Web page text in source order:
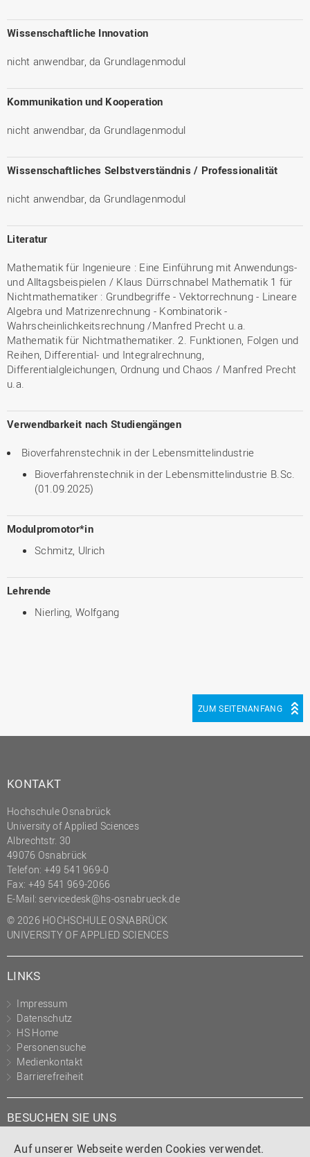
Auf unserer Webseite werden Cookies verwendet.
Wissenschaftliche Innovation
nicht anwendbar, da Grundlagenmodul
Kommunikation und Kooperation
nicht anwendbar, da Grundlagenmodul
Wissenschaftliches Selbstverständnis / Professionalität
nicht anwendbar, da Grundlagenmodul
Literatur
Mathematik für Ingenieure : Eine Einführung mit Anwendungs-
und Alltagsbeispielen / Klaus Dürrschnabel Mathematik 1 für
Nichtmathematiker : Grundbegriffe - Vektorrechnung - Lineare
Algebra und Matrizenrechnung - Kombinatorik -
Wahrscheinlichkeitsrechnung /Manfred Precht u.a.
Mathematik für Nichtmathematiker. 2. Funktionen, Folgen und
Reihen, Differential- und Integralrechnung,
Differentialgleichungen, Ordnung und Chaos / Manfred Precht
u.a.
Verwendbarkeit nach Studiengängen
Bioverfahrenstechnik in der Lebensmittelindustrie
Bioverfahrenstechnik in der Lebensmittelindustrie B.Sc.
(01.09.2025)
Modulpromotor*in
Schmitz, Ulrich
Lehrende
Nierling, Wolfgang
ZUM SEITENANFANG
KONTAKT
Hochschule Osnabrück
University of Applied Sciences
Albrechtstr. 30
49076 Osnabrück
Telefon: +49 541 969-0
Fax: +49 541 969-2066
E-Mail: servicedesk@hs-osnabrueck.de
© 2026 HOCHSCHULE OSNABRÜCK
UNIVERSITY OF APPLIED SCIENCES
LINKS
Impressum
Datenschutz
HS Home
Personensuche
Medienkontakt
Barrierefreiheit
BESUCHEN SIE UNS
Instagram
TiktokLinkedIn
YouTube
Facebook